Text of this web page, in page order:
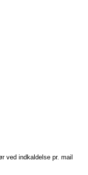
ved indkaldelse pr. mail